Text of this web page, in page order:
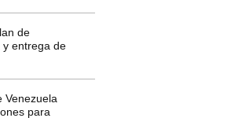
de
y entrega de
Venezuela
para